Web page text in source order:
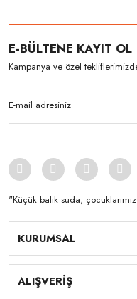
E-BÜLTENE KAYIT OL
Kampanya ve özel
"Küçük balık suda,
KURUMSAL
ALIŞVERİŞ